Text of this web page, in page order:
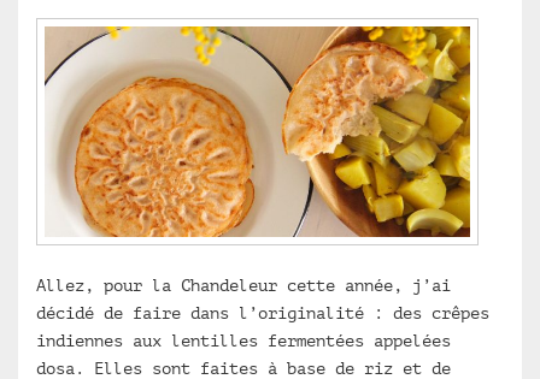
Allez, pour la Chandeleur cette année, j’ai
décidé de faire dans l’originalité : des crêpes
indiennes aux lentilles fermentées appelées
dosa. Elles sont faites à base de riz et de